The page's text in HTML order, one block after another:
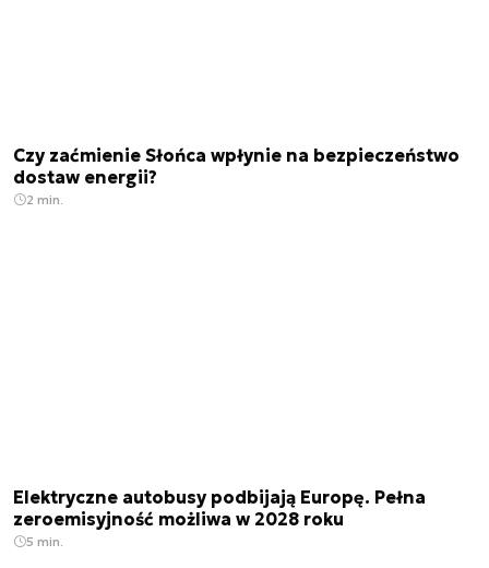
Czy zaćmienie Słońca wpłynie na bezpieczeństwo
dostaw energii?
2 min.
Elektryczne autobusy podbijają Europę. Pełna
zeroemisyjność możliwa w 2028 roku
5 min.